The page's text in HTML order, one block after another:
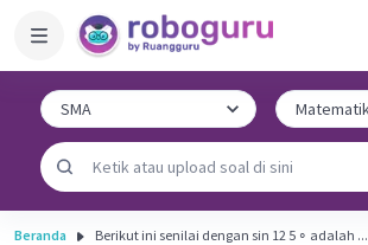
Beranda Berikut ini senilai dengan sin 12 5 ∘ adalah ...